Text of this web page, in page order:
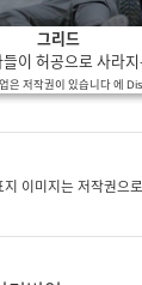
그리드
이 허공으로 사라
은 저작권이 있습니다 에
이미지는 저작권으